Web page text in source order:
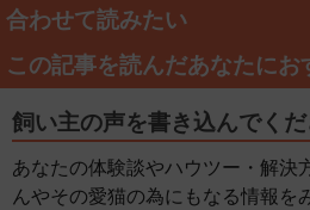
合わせて読みたい
この記事を読んだあなたにお
飼い主の声を書き込んでく
あなたの体験談やハウツー・解決
んやその愛猫の為にもなる情報を